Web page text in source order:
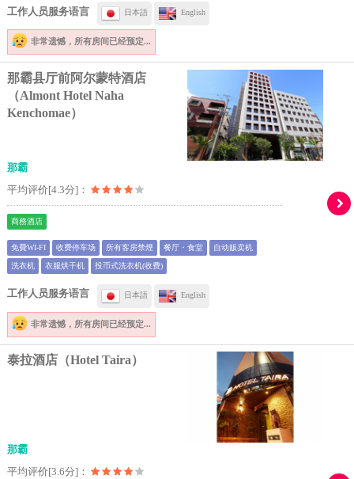
工作人员服务语言 日本語 English
非常遗憾， 所有房间已经预定...
那霸县厅前阿尔蒙特酒店
（Almont Hotel Naha
Kenchomae）
那霸
平均评价[4.3分]：
商務酒店
免費WI-FI 收费停车场 所有客房禁煙 餐厅・食堂 自动贩卖机
洗衣机 衣服烘干机 投币式洗衣机(收费)
工作人员服务语言 日本語 English
非常遗憾， 所有房间已经预定...
泰拉酒店（Hotel Taira）
那霸
平均评价[3.6分]：